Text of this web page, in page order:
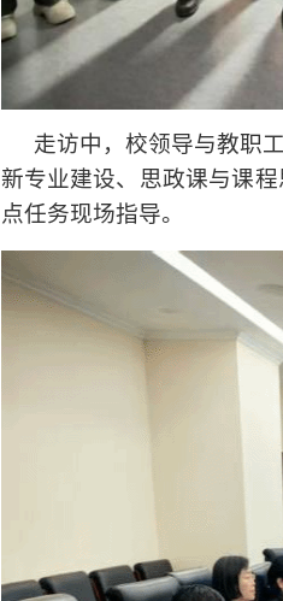
走访中，校领导与教职
新专业建设、思政课与课
点任务现场指导。